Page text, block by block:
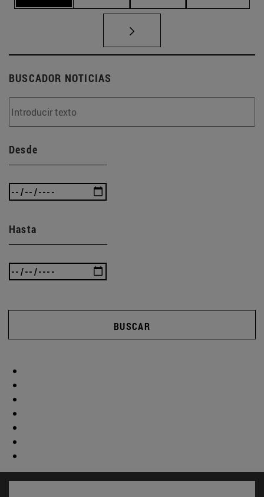
BUSCADOR NOTICIAS
Desde
Hasta
BUSCAR